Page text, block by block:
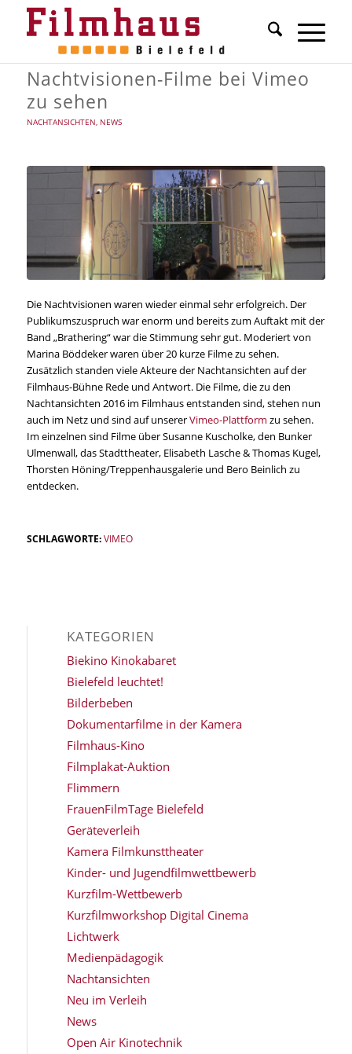
Nachtvisionen-Filme bei Vimeo
zu sehen
NACHTANSICHTEN, NEWS
Die Nachtvisionen waren wieder einmal sehr erfolgreich. Der
Publikumszuspruch war enorm und bereits zum Auftakt mit der
Band „Brathering“ war die Stimmung sehr gut. Moderiert von
Marina Böddeker waren über 20 kurze Filme zu sehen.
Zusätzlich standen viele Akteure der Nachtansichten auf der
Filmhaus-Bühne Rede und Antwort. Die Filme, die zu den
Nachtansichten 2016 im Filmhaus entstanden sind, stehen nun
auch im Netz und sind auf unsererVimeo-Plattform zu sehen.
Im einzelnen sind Filme über Susanne Kuscholke, den Bunker
Ulmenwall, das Stadttheater, Elisabeth Lasche & Thomas Kugel,
Thorsten Höning/Treppenhausgalerie und Bero Beinlich zu
entdecken.
SCHLAGWORTE: VIMEO
KATEGORIEN
Biekino Kinokabaret
Bielefeld leuchtet!
Bilderbeben
Dokumentarfilme in der Kamera
Filmhaus-Kino
Filmplakat-Auktion
Flimmern
FrauenFilmTage Bielefeld
Geräteverleih
Kamera Filmkunsttheater
Kinder- und Jugendfilmwettbewerb
Kurzfilm-Wettbewerb
Kurzfilmworkshop Digital Cinema
Lichtwerk
Medienpädagogik
Nachtansichten
Neu im Verleih
News
Open Air Kinotechnik